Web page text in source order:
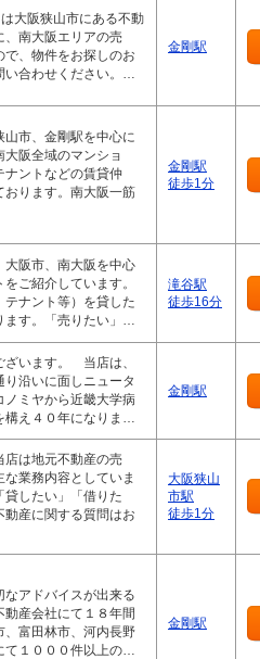
大阪狭山市にある不動
、南大阪エリアの売
で、物件をお探しのお
い合わせください。…
金剛駅
山市、金剛駅を中心に
阪全域のマンショ
ナントなどの賃貸仲
おります。南大阪一筋
金剛駅
徒歩1分
大阪市、南大阪を中心
ご紹介しています。
テナント等）を貸した
ます。「売りたい」…
滝谷駅
徒歩16分
います。 当店は、
沿いに面しニュータ
ノミヤから近畿大学病
構え４０年になりま…
金剛駅
店は地元不動産の売
業務内容としていま
したい」「借りた
動産に関する質問はお
大阪狭山
市駅
徒歩1分
なアドバイスが出来る
産会社にて１８年間
、富田林市、河内長野
て１０００件以上の…
金剛駅